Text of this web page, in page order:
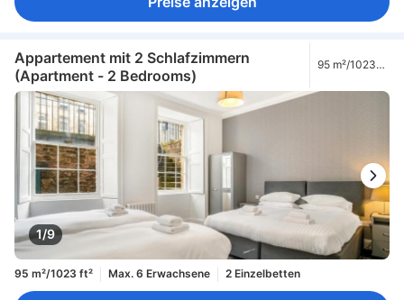
Appartement mit 2 Schlafzimmern
(Apartment - 2 Bedrooms)
95 m²/1023
1/9
95 m²/1023 ft² Max. 6 Erwachsene 2 Einzelbetten